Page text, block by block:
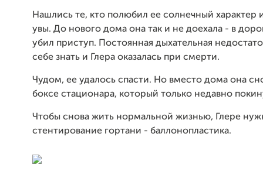
Нашлись те, кто полюбил ее солнечный характер
увы. До нового дома она так и не доехала - в
убил приступ. Постоянная дыхательная
себе знать и Глера оказалась при смерти.
Чудом, ее удалось спасти. Но вместо дома она
боксе стационара, который только недавно
Чтобы снова жить нормальной жизнью, Глере
стентирование гортани - баллонопластика.